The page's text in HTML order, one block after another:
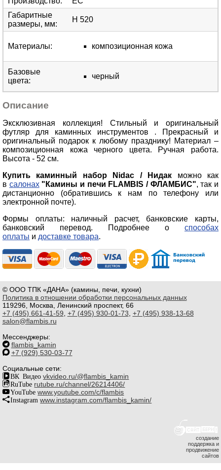
Габаритные
размеры, мм:
H 520
Материалы: композиционная кожа
Базовые
цвета:
черный
Описание
Эксклюзивная коллекция! Стильный и оригинальный
футляр для каминных инструментов . Прекрасный и
оригинальный подарок к любому празднику! Материал –
композиционная кожа черного цвета. Ручная работа.
Высота - 52 см.
Купить каминный набор Nidac / Нидак можно как
в салонах "Камины и печи FLAMBIS / ФЛАМБИС", так и
дистанционно (обратившись к нам по телефону или
электронной почте).
Формы оплаты: наличный расчет, банковские карты,
банковский перевод. Подробнее о способах
оплаты и доставке товара.
© ООО ТПК «ДАНА» (камины, печи, кухни)
Политика в отношении обработки персональных данных
119296, Москва, Ленинский проспект, 66
+7 (495) 661-41-59 +7 (495) 930-01-73 +7 (495) 938-13-68
salon@flambis.ru
Мессенджеры:
flambis_kamin
+7 (929) 530-03-77
Социальные сети:
ВК Видео vkvideo.ru/@flambis_kamin
RuTube rutube.ru/channel/26214406/
YouTube www.youtube.com/c/flambis
Instagram www.instagram.com/flambis_kamin/
создание
поддержка и
продвижение
сайтов